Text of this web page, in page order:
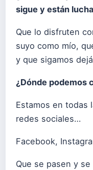
sigue y están
Que lo disfruten
suyo como mío,
y que sigamos
¿Dónde podemos
Estamos en todas
redes sociales…
Facebook,
Que se pasen y